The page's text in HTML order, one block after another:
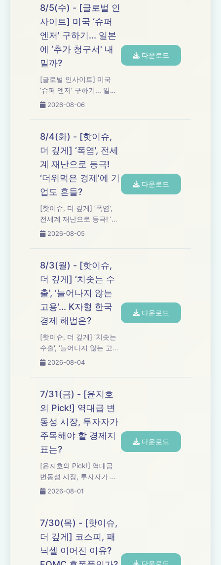
8/5(수) - [글로벌 인
사이트] 미국 ‘슈퍼
엔저' 구하기... 일본
에 ‘추가 청구서' 내
밀까?
[글로벌 인사이트] 미국
‘슈퍼 엔저' 구하기... 일본
에 ‘추가 청구서' 내밀까?
2026-08-06
다운로드
8/4(화) - [핫이슈,
더 깊게] ‘폭염', 전세
계 재난으로 등극!
‘더위먹은 경제'에 기
업도 흔들?
[핫이슈, 더 깊게] ‘폭염',
전세계 재난으로 등극! ‘더
위먹은 경제'에 기업도 흔
2026-08-05
다운로드
8/3(월) - [핫이슈,
더 깊게] ‘치솟는 수
출', ‘늘어나지 않는
고용'... K자형 한국
경제 해법은?
[핫이슈, 더 깊게] ‘치솟는
수출', ‘늘어나지 않는 고
용'... K자형 한국경제 해법
2026-08-04
다운로드
7/31(금) - [윤지호
의 Pick!] 역대급 변
동성 시장, 투자자가
주목해야 할 경제지
표는?
[윤지호의 Pick!] 역대급
변동성 시장, 투자자가 주
목해야 할 경제지표는?
2026-08-01
다운로드
7/30(목) - [핫이슈,
더 깊게] 코스피, 패
닉셀 이어진 이유?
다운로드